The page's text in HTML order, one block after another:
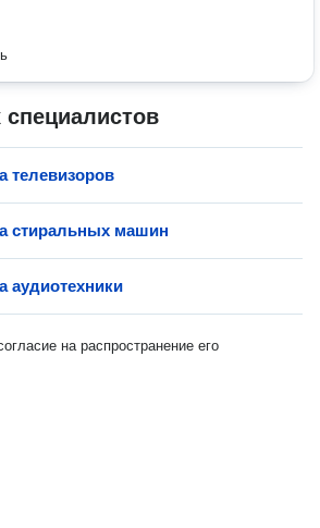
специалистов
телевизоров
стиральных машин
аудиотехники
на распространение его